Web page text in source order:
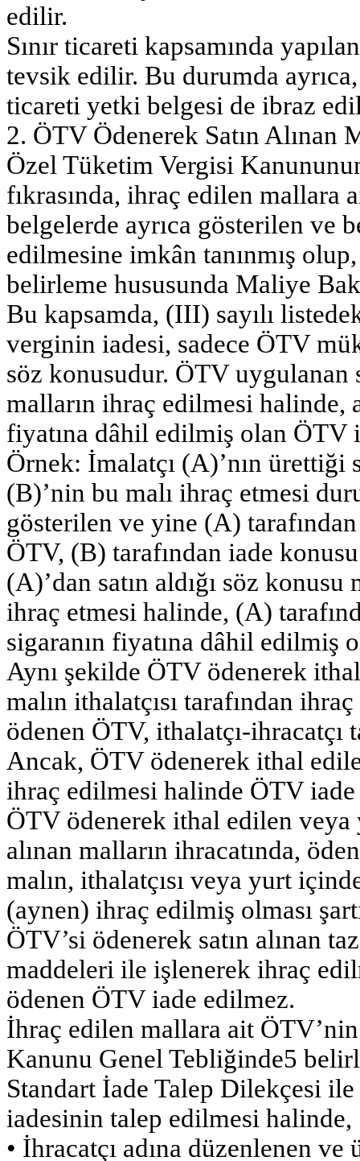
edilir.
Sınır ticareti kapsamında
tevsik edilir. Bu durumda
ticareti yetki belgesi de ibraz
2. ÖTV Ödenerek Satın Alınan
Özel Tüketim Vergisi
fıkrasında, ihraç edilen mallara
belgelerde ayrıca gösterilen ve
edilmesine imkân tanınmış
belirleme hususunda Maliye
Bu kapsamda, (III) sayılı
verginin iadesi, sadece ÖTV
söz konusudur. ÖTV uygulanan
malların ihraç edilmesi halinde,
fiyatına dâhil edilmiş olan ÖTV
Örnek: İmalatçı (A)’nın ürettiği
(B)’nin bu malı ihraç etmesi
gösterilen ve yine (A)
ÖTV, (B) tarafından iade
(A)’dan satın aldığı söz konusu
ihraç etmesi halinde, (A)
sigaranın fiyatına dâhil edilmiş
Aynı şekilde ÖTV ödenerek
malın ithalatçısı tarafından
ödenen ÖTV, ithalatçı-ihracatçı
Ancak, ÖTV ödenerek ithal
ihraç edilmesi halinde ÖTV iade
ÖTV ödenerek ithal edilen
alınan malların ihracatında,
malın, ithalatçısı veya yurt
(aynen) ihraç edilmiş olması
ÖTV’si ödenerek satın alınan
maddeleri ile işlenerek ihraç
ödenen ÖTV iade edilmez.
İhraç edilen mallara ait
Kanunu Genel Tebliğinde5
Standart İade Talep Dilekçesi
iadesinin talep edilmesi halinde,
• İhracatçı adına düzenlenen